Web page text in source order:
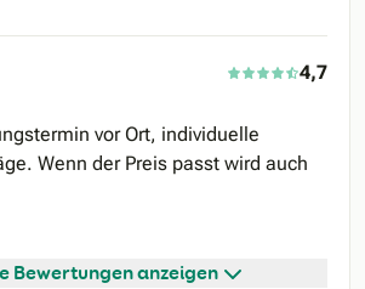
4,7
vor Ort, individuelle
Wenn der Preis passt wird auch
Bewertungen anzeigen